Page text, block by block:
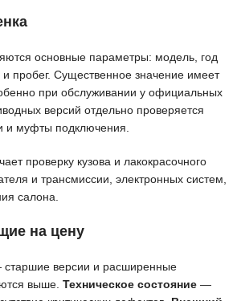
основные параметры: модель, год
и пробег. Существенное значение имеет
при обслуживании у официальных
версий отдельно проверяется
и муфты подключения.
проверку кузова и лакокрасочного
и трансмиссии, электронных систем,
салона.
на цену
версии и расширенные
выше. Техническое состояние —